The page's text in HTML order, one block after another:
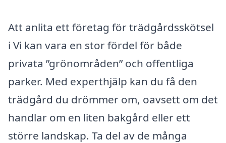
Att anlita ett företag för trädgårdsskötsel
i Vi kan vara en stor fördel för både
privata ”grönområden” och offentliga
parker. Med experthjälp kan du få den
trädgård du drömmer om, oavsett om det
handlar om en liten bakgård eller ett
större landskap. Ta del av de många